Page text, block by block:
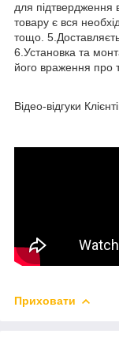
для підтвердження
товару є вся
тощо.
6.Установка та
його враження про
Відео-відгуки
Приховати